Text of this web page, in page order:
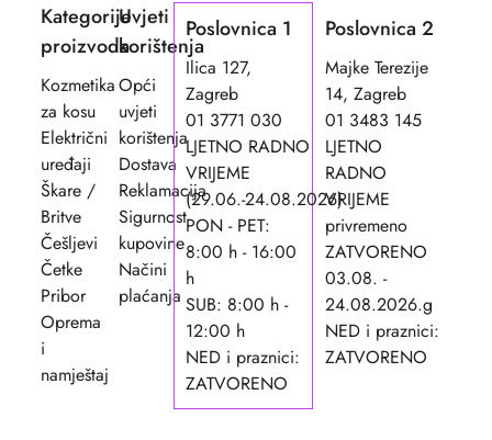
Kategorije
proizvoda
Kozmetika
za kosu
Električni
uređaji
Škare /
Britve
Češljevi
Četke
Pribor
Oprema
i
namještaj
Uvjeti
korištenja
Opći
uvjeti
korištenja
Dostava
Reklamacija
Sigurnost
kupovine
Načini
plaćanja
Poslovnica 1
Ilica 127,
Zagreb
01 3771 030
LJETNO RADNO
VRIJEME
(29.06.-24.08.2026)
PON - PET:
8:00 h - 16:00
h
SUB: 8:00 h -
12:00 h
NED i praznici:
ZATVORENO
Poslovnica 2
Majke Terezije
14, Zagreb
01 3483 145
LJETNO
RADNO
VRIJEME
privremeno
ZATVORENO
03.08. -
24.08.2026.g
NED i praznici:
ZATVORENO